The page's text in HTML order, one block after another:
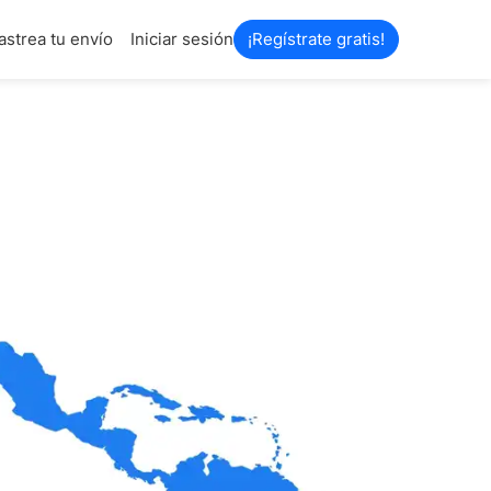
tu envío Iniciar sesión ¡Regístrate gratis!